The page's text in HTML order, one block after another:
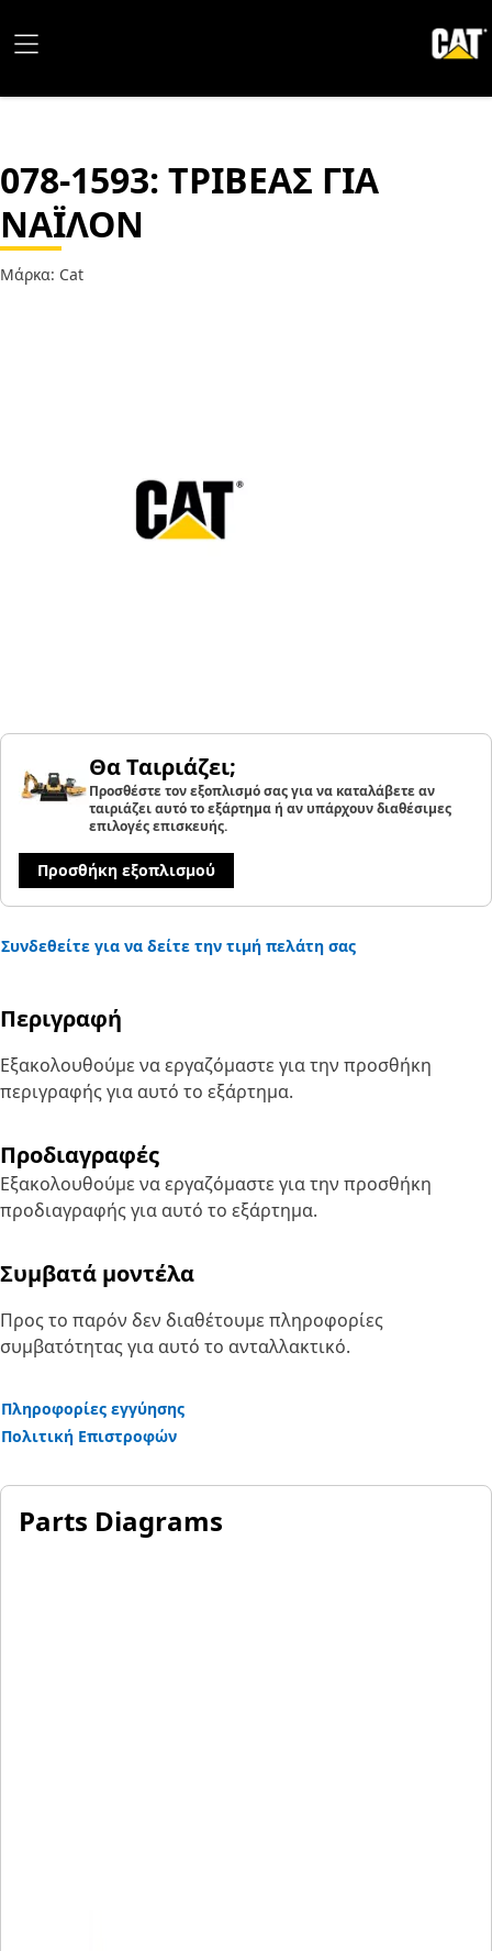
078-1593: ΤΡΙΒΕΑΣ ΓΙΑ
ΝΑΪΛΟΝ
Μάρκα: Cat
Θα Ταιριάζει;
Προσθέστε τον εξοπλισμό σας για να καταλάβετε αν
ταιριάζει αυτό το εξάρτημα ή αν υπάρχουν διαθέσιμες
επιλογές επισκευής.
Προσθήκη εξοπλισμού
Συνδεθείτε για να δείτε την τιμή πελάτη σας
Περιγραφή
Εξακολουθούμε να εργαζόμαστε για την προσθήκη
περιγραφής για αυτό το εξάρτημα.
Προδιαγραφές
Εξακολουθούμε να εργαζόμαστε για την προσθήκη
προδιαγραφής για αυτό το εξάρτημα.
Συμβατά μοντέλα
Προς το παρόν δεν διαθέτουμε πληροφορίες
συμβατότητας για αυτό το ανταλλακτικό.
Πληροφορίες εγγύησης
Πολιτική Επιστροφών
Parts Diagrams